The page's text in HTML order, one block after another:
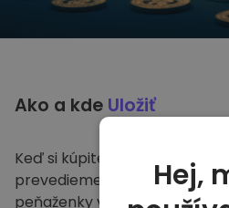
Ako a kde Uložiť
Keď si kúpite na Kriptomat
,
prevedieme do vašej
peňaženky v rámci našej
Hej,